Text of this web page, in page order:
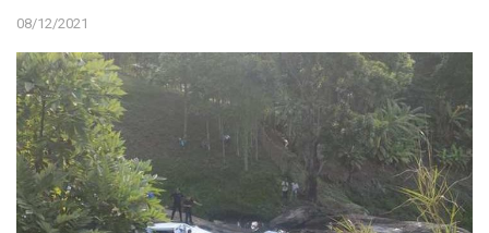
08/12/2021